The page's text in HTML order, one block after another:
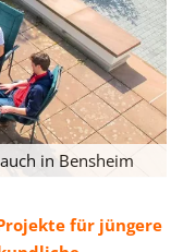
in Bensheim
für jüngere